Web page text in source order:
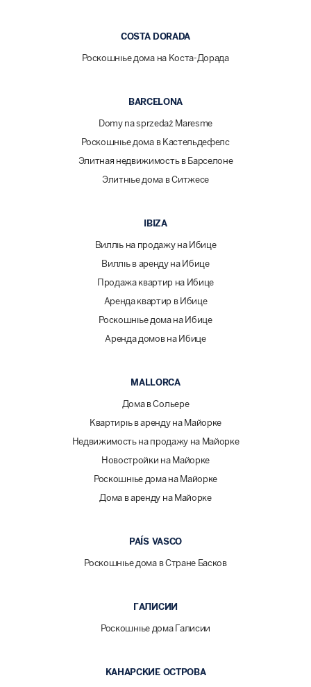
COSTA DORADA
Роскошные дома на Коста-Дорада
BARCELONA
Domy na sprzedaż Maresme
Роскошные дома в Кастельдефелс
Элитная недвижимость в Барселоне
Элитные дома в Ситжесе
IBIZA
Виллы на продажу на Ибице
Виллы в аренду на Ибице
Продажа квартир на Ибице
Аренда квартир в Ибице
Роскошные дома на Ибице
Аренда домов на Ибице
MALLORCA
Дома в Сольере
Квартиры в аренду на Майорке
Недвижимость на продажу на Майорке
Новостройки на Майорке
Роскошные дома на Майорке
Дома в аренду на Майорке
PAÍS VASCO
Роскошные дома в Стране Басков
ГАЛИСИИ
Роскошные дома Галисии
КАНАРСКИЕ ОСТРОВА